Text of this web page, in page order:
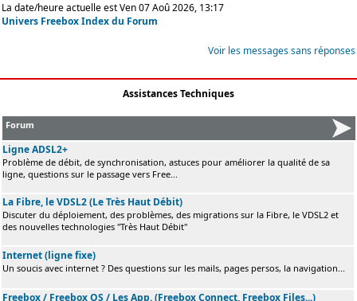
La date/heure actuelle est Ven 07 Aoû 2026, 13:17
Univers Freebox Index du Forum
Voir les messages sans réponses
Assistances Techniques
Forum
Ligne ADSL2+
Problème de débit, de synchronisation, astuces pour améliorer la qualité de sa
ligne, questions sur le passage vers Free...
La Fibre, le VDSL2 (Le Très Haut Débit)
Discuter du déploiement, des problèmes, des migrations sur la Fibre, le VDSL2 et
des nouvelles technologies "Très Haut Débit"
Internet (ligne fixe)
Un soucis avec internet ? Des questions sur les mails, pages persos, la navigation...
Freebox / Freebox OS / Les App. (Freebox Connect, Freebox Files...)